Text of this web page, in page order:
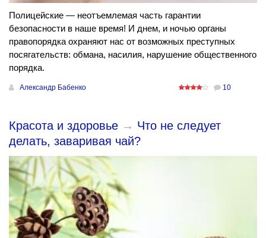
Полицейские — неотъемлемая часть гарантии
безопасности в наше время! И днем, и ночью органы
правопорядка охраняют нас от возможных преступных
посягательств: обмана, насилия, нарушение общественного
порядка.
Александр Бабенко 10
Красота и здоровье → Что не следует
делать, заваривая чай?